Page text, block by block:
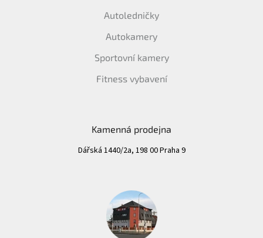
Autoledničky
Autokamery
Sportovní kamery
Fitness vybavení
Kamenná prodejna
Dářská 1440/2a, 198 00 Praha 9